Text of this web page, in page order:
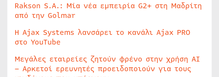
Rakson S.A.: Μία νέα εμπειρία G2+ στη Μαδρίτη
από την Golmar
Η Ajax Systems λανσάρει το κανάλι Ajax PRO
στο YouTube
Μεγάλες εταιρείες ζητούν φρένο στην χρήση AI
– Αρκετοί ερευνητές προειδοποιούν για τους